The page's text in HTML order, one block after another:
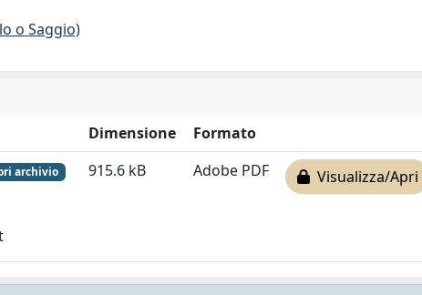
o Saggio)
Dimensione
Formato
archivio 915.6 kB Adobe PDF Visualizza/Apri